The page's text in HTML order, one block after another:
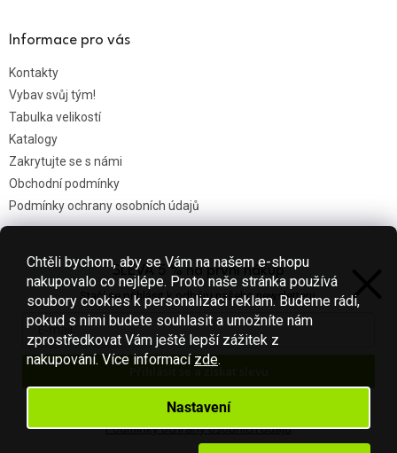
Chtěli bychom, aby se Vám na našem e-shopu
nakupovalo co nejlépe. Proto naše stránka používá
soubory cookies k personalizaci reklam. Budeme rádi,
pokud s nimi budete souhlasit a umožníte nám
zprostředkovat Vám ještě lepší zážitek z
nakupování. Více informací zde.
Nastavení
Informace pro vás
Kontakty
Vybav svůj tým!
Tabulka velikostí
Katalogy
Zakrytujte se s námi
Obchodní podmínky
Podmínky ochrany osobních údajů
Nákupní košík
0KS /0 KČ
SLEVA 5 % na první nákup
Stačí se přihlásit k odběru našeho newsletteru.
Přihlásit se a získat slevu
Váš e-mail je u nás v bezpečí.
Podmínky ochrany osobních údajů